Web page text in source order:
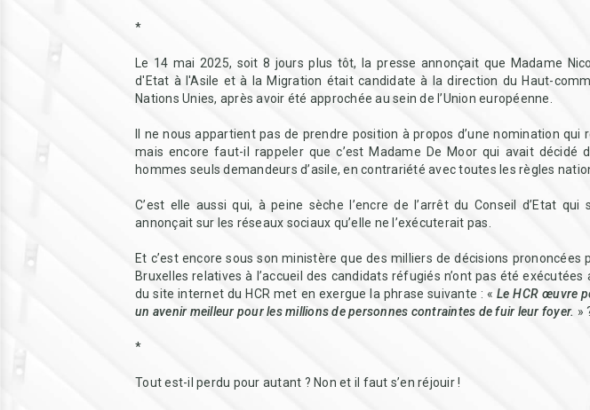
*
Le 14 mai 2025, soit 8 jours plus tôt, la presse annonçait que Madame
d'Etat à l'Asile et à la Migration était candidate à la direction du Haut-
Nations Unies, après avoir été approchée au sein de l’Union européenne.
Il ne nous appartient pas de prendre position à propos d’une nomination
mais encore faut-il rappeler que c’est Madame De Moor qui avait décidé
hommes seuls demandeurs d’asile, en contrariété avec toutes les règles
C’est elle aussi qui, à peine sèche l’encre de l’arrêt du Conseil d’Etat qui
annonçait sur les réseaux sociaux qu’elle ne l’exécuterait pas.
Et c’est encore sous son ministère que des milliers de décisions prononcées
Bruxelles relatives à l’accueil des candidats réfugiés n’ont pas été exécutées
du site internet du HCR met en exergue la phrase suivante : «Le HCR œuvre
un avenir meilleur pour les millions de personnes contraintes de fuir leur foyer. »
*
Tout est-il perdu pour autant ? Non et il faut s’en réjouir !